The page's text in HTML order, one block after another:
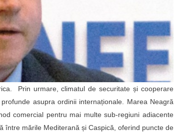
Prin urmare, climatul de securitate și cooperare
asupra ordinii internaționale. Marea Neagră
comercial pentru mai multe sub-regiuni adiacente
între mările Mediterană și Caspică, oferind puncte de